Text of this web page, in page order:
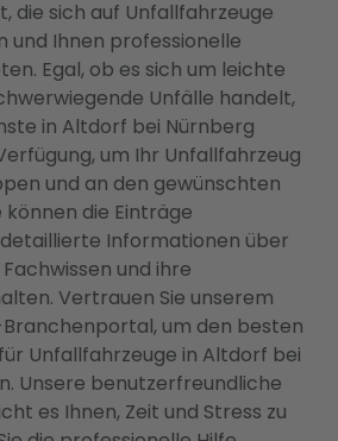
die sich auf Unfallfahrzeuge
und Ihnen professionelle
Egal, ob es sich um leichte
Unfälle handelt,
in Altdorf bei Nürnberg
um Ihr Unfallfahrzeug
und an den gewünschten
können die Einträge
Informationen über
und ihre
Vertrauen Sie unserem
um den besten
Unfallfahrzeuge in Altdorf bei
Unsere benutzerfreundliche
es Ihnen, Zeit und Stress zu